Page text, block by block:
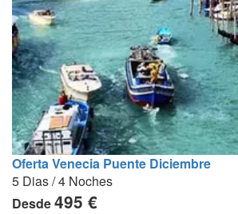
Oferta Venecia Puente Diciembre
5 Dias / 4 Noches
Desde495 €